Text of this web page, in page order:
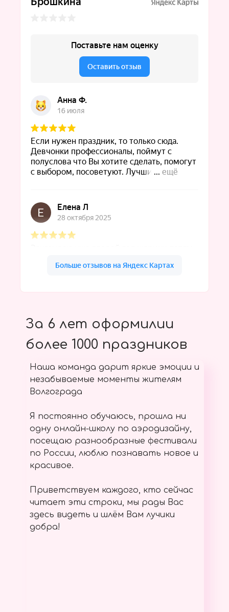
За 6 лет оформилии
более 1000 праздников
Наша команда дарит яркие эмоции и
незабываемые моменты жителям
Волгограда
Я постоянно обучаюсь, прошла ни
одну онлайн-школу по аэродизайну,
посещаю разнообразные фестивали
по России, люблю познавать новое и
красивое.
Приветствуем каждого, кто сейчас
читает эти строки, мы рады Вас
здесь видеть и шлём Вам лучики
добра!